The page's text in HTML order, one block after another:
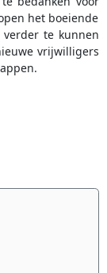
het boeiende
verder te kunnen
vrijwilligers